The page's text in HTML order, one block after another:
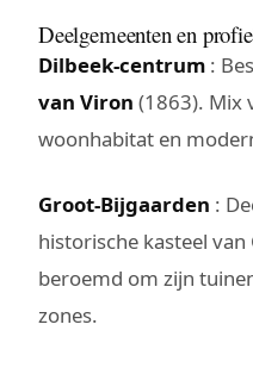
Deelgemeenten en
Dilbeek-centrum :
van Viron (1863). Mix
woonhabitat en
Groot-Bijgaarden :
historische kasteel
beroemd om zijn
zones.